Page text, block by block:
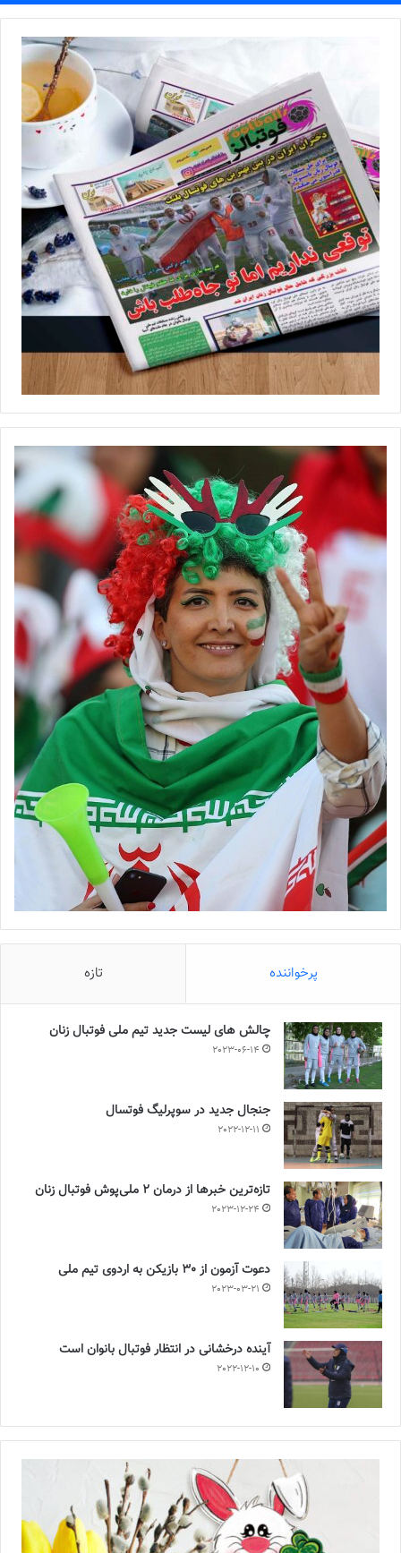
پرخواننده تازه
چالش هاى ليست جدید تيم ملى فوتبال زنان
2023-06-14
جنجال جدید در سوپرلیگ فوتسال
2022-12-11
تازه‌ترین خبرها از درمان ۲ ملی‌پوش فوتبال زنان
2023-12-24
دعوت آزمون از 30 بازیکن به اردوی تیم ملی
2023-03-21
آینده درخشانی در انتظار فوتبال بانوان است
2022-12-10